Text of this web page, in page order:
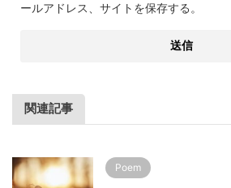
ールアドレス、サイトを保存する。
関連記事
Poem